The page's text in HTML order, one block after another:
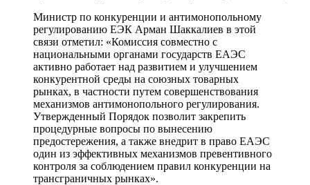
Министр по конкуренции и антимонопольному
регулированию ЕЭК Арман Шаккалиев в этой
связи отметил: «Комиссия совместно с
национальными органами государств ЕАЭС
активно работает над развитием и улучшением
конкурентной среды на союзных товарных
рынках, в частности путем совершенствования
механизмов антимонопольного регулирования.
Утвержденный Порядок позволит закрепить
процедурные вопросы по вынесению
предостережения, а также внедрит в право ЕАЭС
один из эффективных механизмов превентивного
контроля за соблюдением правил конкуренции на
трансграничных рынках».